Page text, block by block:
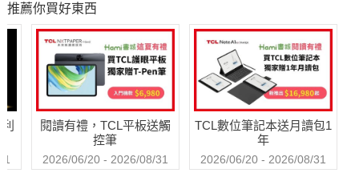
推薦你買好東西
閱讀有禮，TCL平板送觸
控筆
2026/06/20 - 2026/08/31
TCL數位筆記本送月讀包1
年
2026/06/20 - 2026/08/31